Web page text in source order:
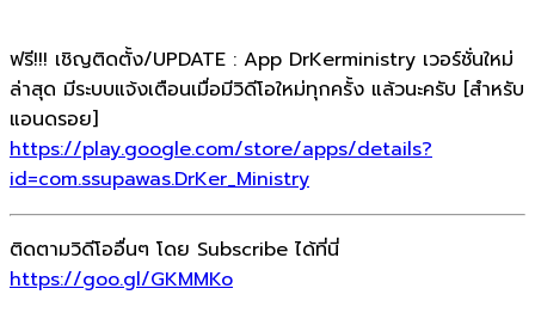
ฟรี!!! เชิญติดตั้ง/UPDATE : App DrKerministry เวอร์ชั่นใหม่
ล่าสุด มีระบบแจ้งเตือนเมื่อมีวิดีโอใหม่ทุกครั้ง แล้วนะครับ [สำหรับ
แอนดรอย]
https://play.google.com/store/apps/details?
id=com.ssupawas.DrKer_Ministry
ติดตามวิดีโออื่นๆ โดย Subscribe ได้ที่นี่
https://goo.gl/GKMMKo